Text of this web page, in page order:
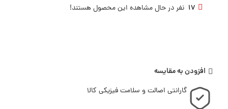
17 نفر در حال مشاهده این محصول هستند!
افزودن به مقایسه
گارانتی اصالت و سلامت فیزیکی کالا